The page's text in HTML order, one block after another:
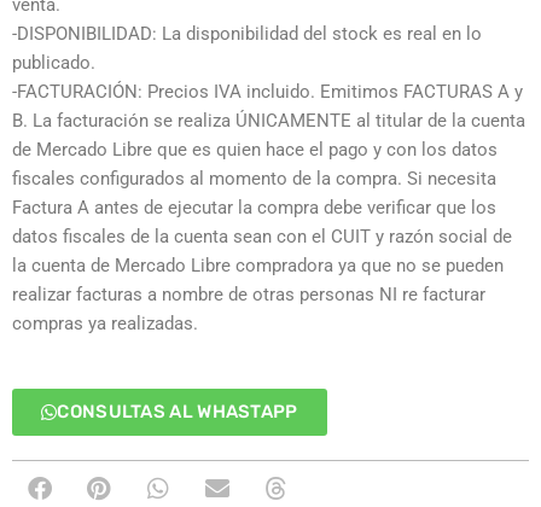
-DISPONIBILIDAD: La disponibilidad del stock es real en lo
publicado.
-FACTURACIÓN: Precios IVA incluido. Emitimos FACTURAS A y
B. La facturación se realiza ÚNICAMENTE al titular de la cuenta
de Mercado Libre que es quien hace el pago y con los datos
fiscales configurados al momento de la compra. Si necesita
Factura A antes de ejecutar la compra debe verificar que los
datos fiscales de la cuenta sean con el CUIT y razón social de
la cuenta de Mercado Libre compradora ya que no se pueden
realizar facturas a nombre de otras personas NI re facturar
compras ya realizadas.
CONSULTAS AL WHASTAPP